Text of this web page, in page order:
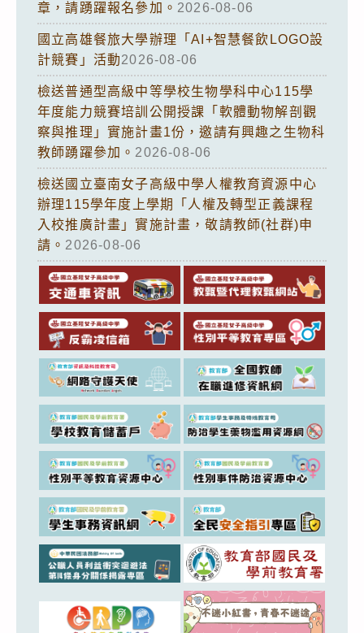
章，請踴躍報名參加。 2026-08-06
國立高雄餐旅大學辦理「AI+智慧餐飲LOGO設
計競賽」活動2026-08-06
檢送普通型高級中等學校生物學科中心115學
年度能力競賽培訓公開授課「軟體動物解剖觀
察與推理」實施計畫1份，邀請有興趣之生物科
教師踴躍參加。 2026-08-06
檢送國立臺南女子高級中學人權教育資源中心
辦理115學年度上學期「人權及轉型正義課程
入校推廣計畫」實施計畫，敬請教師(社群)申
請。 2026-08-06